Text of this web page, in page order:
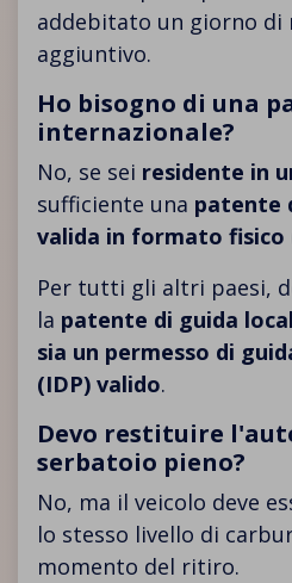
addebitato un giorno di
aggiuntivo.
Ho bisogno di una
internazionale?
Νo, se sei residente in
sufficiente una patente
valida in formato fisico
Per tutti gli altri paesi,
la patente di guida
sia un permesso di
(IDP) valido.
Devo restituire
serbatoio pieno?
No, ma il veicolo deve
lo stesso livello di
momento del ritiro.